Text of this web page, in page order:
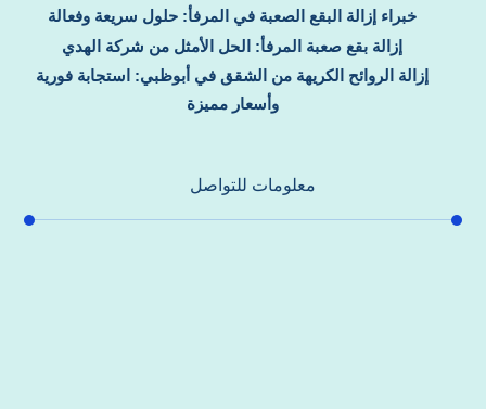
خبراء إزالة البقع الصعبة في المرفأ: حلول سريعة وفعالة
إزالة بقع صعبة المرفأ: الحل الأمثل من شركة الهدي
إزالة الروائح الكريهة من الشقق في أبوظبي: استجابة فورية
وأسعار مميزة
معلومات للتواصل